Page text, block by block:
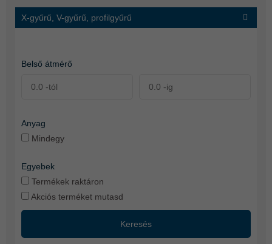
X-gyűrű, V-gyűrű, profilgyűrű
Belső átmérő
Anyag
Mindegy
Egyebek
Termékek raktáron
Akciós terméket mutasd
Keresés